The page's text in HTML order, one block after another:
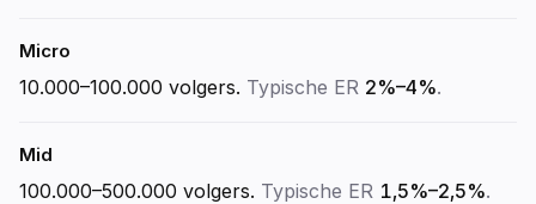
Micro
10.000–100.000 volgers. Typische ER 2%–4%.
Mid
100.000–500.000 volgers. Typische ER 1,5%–2,5%.